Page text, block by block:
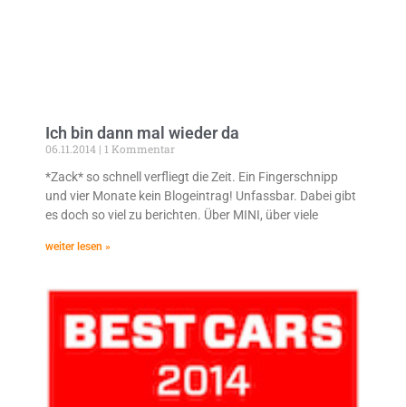
Ich bin dann mal wieder da
06.11.2014
1 Kommentar
*Zack* so schnell verfliegt die Zeit. Ein Fingerschnipp
und vier Monate kein Blogeintrag! Unfassbar. Dabei gibt
es doch so viel zu berichten. Über MINI, über viele
weiter lesen »